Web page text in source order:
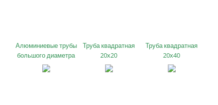
Алюминиевые трубы
большого диаметра
Труба квадратная
20х20
Труба квадратная
20х40